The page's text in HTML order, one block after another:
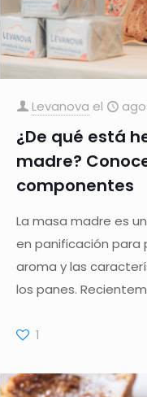
Levanova el
¿De qué está
madre?
componentes
La masa madre es
en panificación para
aroma y las
los panes.
1